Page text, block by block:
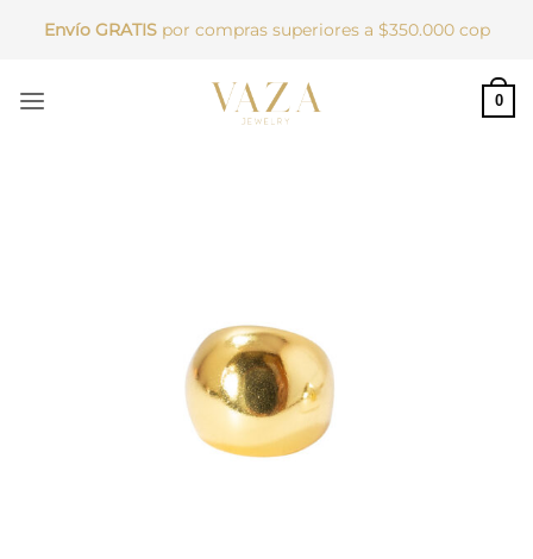
Envío GRATIS por compras superiores a $350.000 cop
0